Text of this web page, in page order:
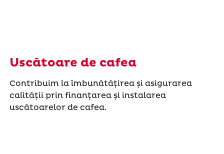
Uscătoare de cafea
Contribuim la îmbunătățirea și asigurarea
calității prin finanțarea și instalarea
uscătoarelor de cafea.